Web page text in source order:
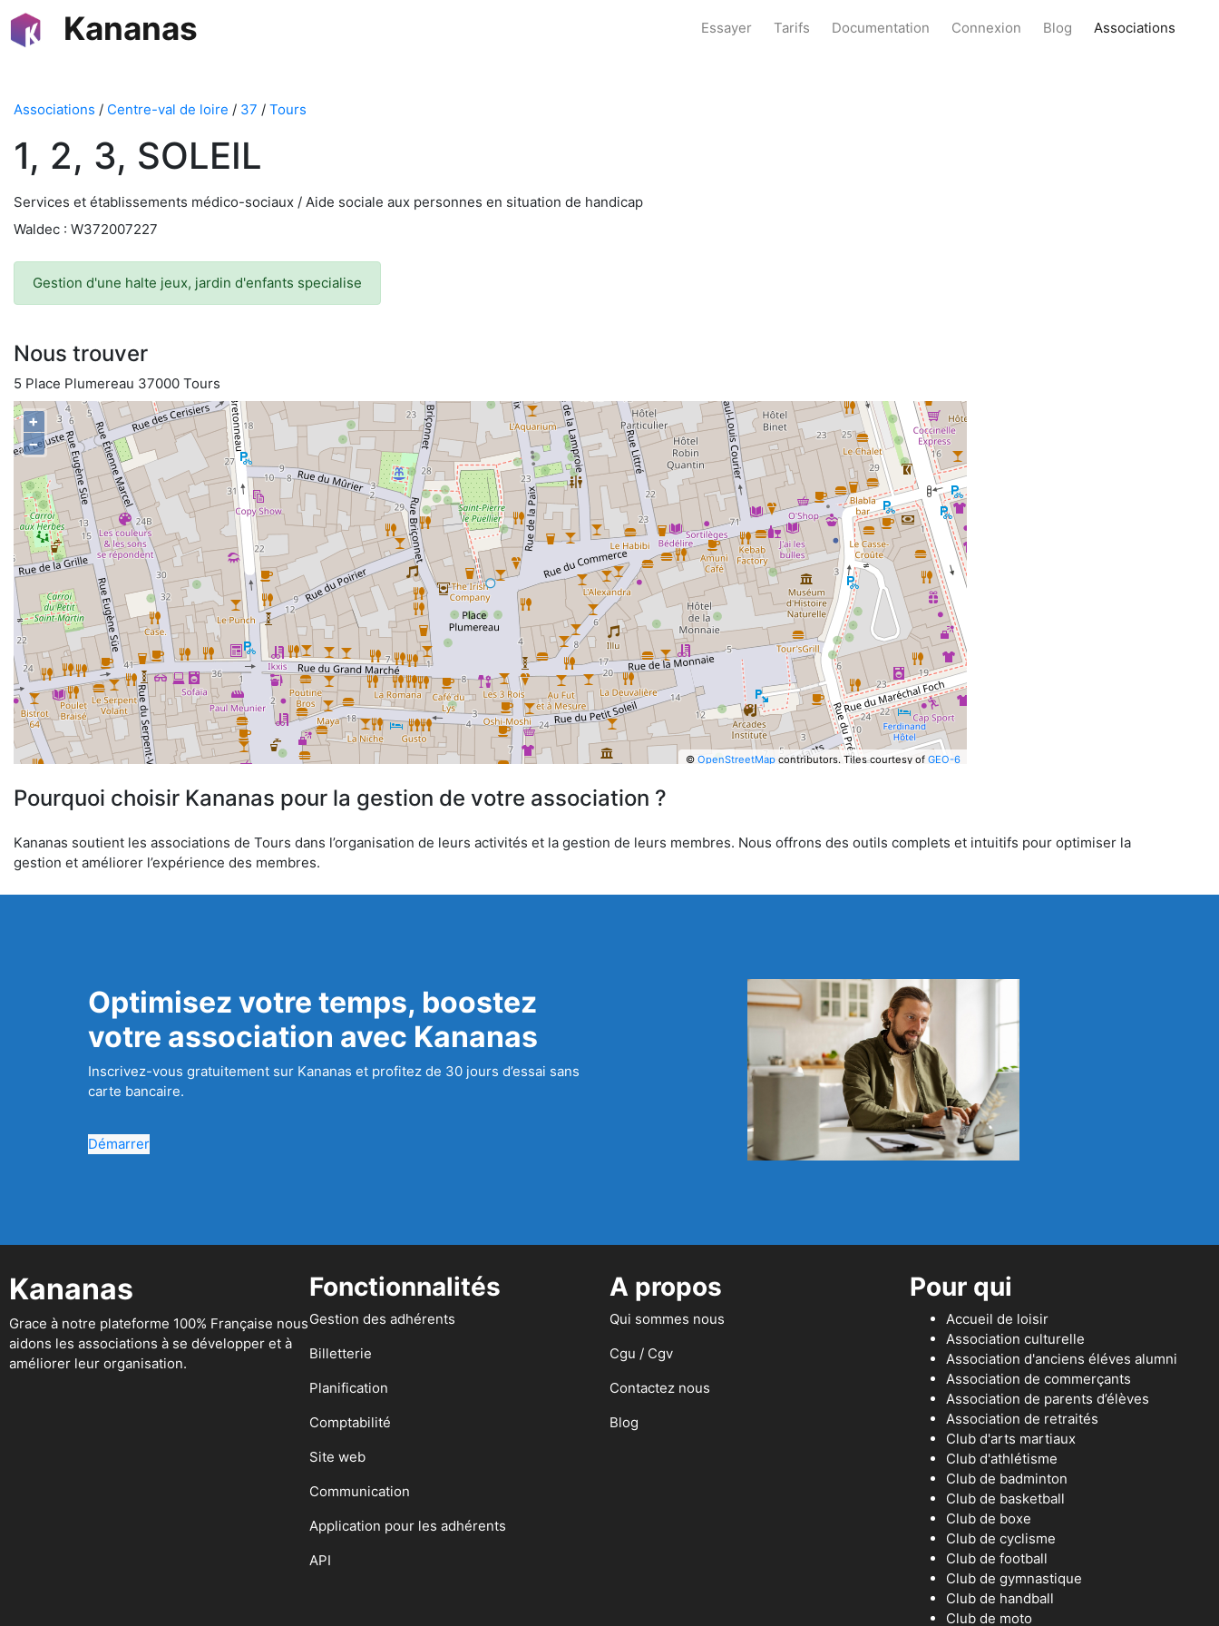
Kananas Essayer Tarifs Documentation Connexion Blog Associations
Associations / Centre-val de loire / 37 / Tours
1, 2, 3, SOLEIL
Services et établissements médico-sociaux / Aide sociale aux personnes en situation de handicap
Waldec : W372007227
Gestion d'une halte jeux, jardin d'enfants specialise
Nous trouver
5 Place Plumereau 37000 Tours
+
−
© OpenStreetMapcontributors. Tiles courtesy of GEO-6
Pourquoi choisir Kananas pour la gestion de votre association ?
Kananas soutient les associations de Tours dans l’organisation de leurs activités et la gestion de leurs membres. Nous offrons des outils complets et intuitifs pour optimiser la
gestion et améliorer l’expérience des membres.
Optimisez votre temps, boostez
votre association avec Kananas
Inscrivez-vous gratuitement sur Kananas et profitez de 30 jours d’essai sans
carte bancaire.
Démarrer
Kananas
Grace à notre plateforme 100% Française nous
aidons les associations à se développer et à
améliorer leur organisation.
Fonctionnalités
Gestion des adhérents
Billetterie
Planification
Comptabilité
Site web
Communication
Application pour les adhérents
API
A propos
Qui sommes nous
Cgu / Cgv
Contactez nous
Blog
Pour qui
Accueil de loisir
Association culturelle
Association d'anciens éléves alumni
Association de commerçants
Association de parents d’élèves
Association de retraités
Club d'arts martiaux
Club d'athlétisme
Club de badminton
Club de basketball
Club de boxe
Club de cyclisme
Club de football
Club de gymnastique
Club de handball
Club de moto